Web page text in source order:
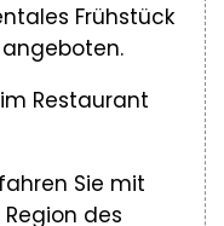
Frühstück
Restaurant
Sie mit
des